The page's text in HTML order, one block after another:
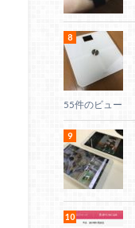
55件のビュー